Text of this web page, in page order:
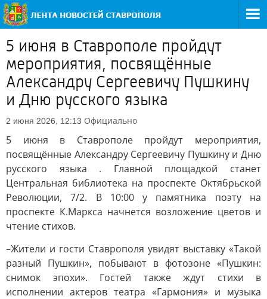
5 июня в Ставрополе пройдут
мероприятия, посвящённые
Александру Сергеевичу Пушкину
и Дню русского языка
2 июня 2026, 12:13 Официально
5 июня в Ставрополе пройдут мероприятия,
посвящённые Александру Сергеевичу Пушкину и Дню
русского языка . Главной площадкой станет
Центральная библиотека на проспекте Октябрьской
Революции, 7/2. В 10:00 у памятника поэту на
проспекте К.Маркса начнется возложение цветов и
чтение стихов.
–Жители и гости Ставрополя увидят выставку «Такой
разный Пушкин», побывают в фотозоне «Пушкин:
снимок эпохи». Гостей также ждут стихи в
исполнении актеров театра «Гармония» и музыка